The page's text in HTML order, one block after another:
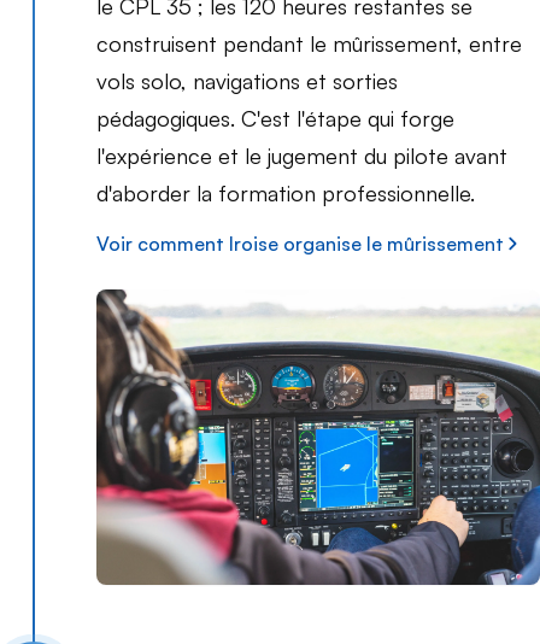
le CPL 35 ; les 120 heures restantes se
construisent pendant le mûrissement, entre
vols solo, navigations et sorties
pédagogiques. C'est l'étape qui forge
l'expérience et le jugement du pilote avant
d'aborder la formation professionnelle.
Voir comment Iroise organise le mûrissement